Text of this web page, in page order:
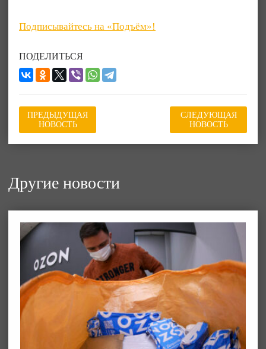
Подписывайтесь на «Подъём»!
ПОДЕЛИТЬСЯ
ПРЕДЫДУЩАЯ
НОВОСТЬ
СЛЕДУЮЩАЯ
НОВОСТЬ
Другие новости